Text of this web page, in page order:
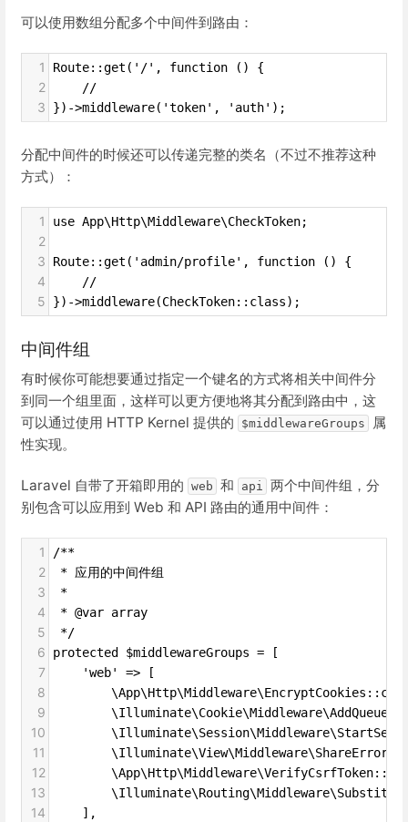
可以使用数组分配多个中间件到路由：
1 Route::get('/', function () {
2
    //
3 })->middleware('token', 'auth');
分配中间件的时候还可以传递完整的类名（不过不推荐这种
方式）：
1 use App\Http\Middleware\CheckToken;
2
3
Route::get('admin/profile', function () {
4
    //
5 })->middleware(CheckToken::class);
中间件组
有时候你可能想要通过指定一个键名的方式将相关中间件分
到同一个组里面，这样可以更方便地将其分配到路由中，这
可以通过使用 HTTP Kernel 提供的
$middlewareGroups
属
性实现。
Laravel 自带了开箱即用的 web 和 api 两个中间件组，分
别包含可以应用到 Web 和 API 路由的通用中间件：
1 /**
2 * 应用的中间件组
3 *
4 * @var array
5 */
6 protected $middlewareGroups = [
7
    'web' => [
8
9
10
11
12
13
14
    ],